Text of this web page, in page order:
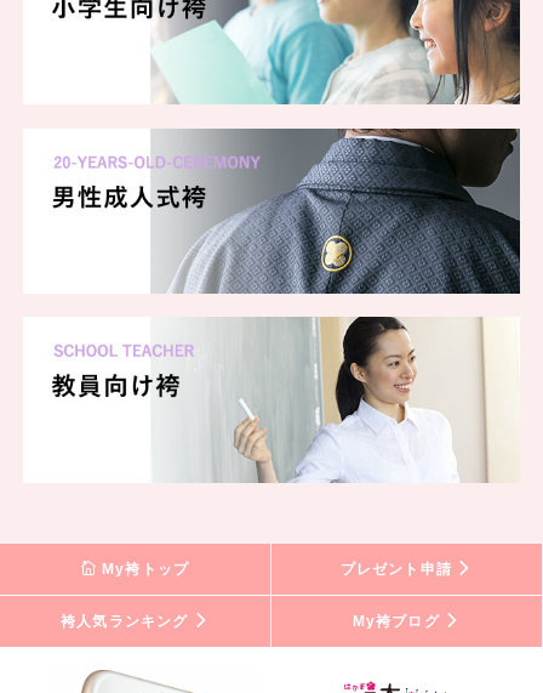
いろんな花がふんわり描かれた二尺袖に
ブルーグレーの袴をコーディネート。
卒業式は可憐に、清楚な装いで。
My袴トップ プレゼント申請
袴人気ランキング My袴ブログ